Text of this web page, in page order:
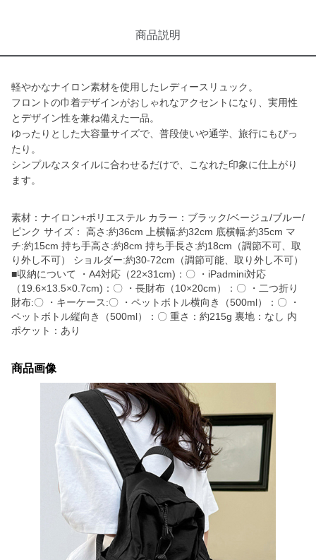
商品説明
軽やかなナイロン素材を使用したレディースリュック。
フロントの巾着デザインがおしゃれなアクセントになり、実用性
とデザイン性を兼ね備えた一品。
ゆったりとした大容量サイズで、普段使いや通学、旅行にもぴっ
たり。
シンプルなスタイルに合わせるだけで、こなれた印象に仕上がり
ます。
素材：ナイロン+ポリエステル カラー：ブラック/ベージュ/ブルー/
ピンク サイズ： 高さ:約36cm 上横幅:約32cm 底横幅:約35cm マ
チ:約15cm 持ち手高さ:約8cm 持ち手長さ:約18cm（調節不可、取
り外し不可） ショルダー:約30-72cm（調節可能、取り外し不可）
■収納について ・A4対応（22×31cm)：〇 ・iPadmini対応
（19.6×13.5×0.7cm)：〇 ・長財布（10×20cm）：〇 ・二つ折り
財布:〇 ・キーケース:〇 ・ペットボトル横向き（500ml）：〇 ・
ペットボトル縦向き（500ml）：〇 重さ：約215g 裏地：なし 内
ポケット：あり
商品画像